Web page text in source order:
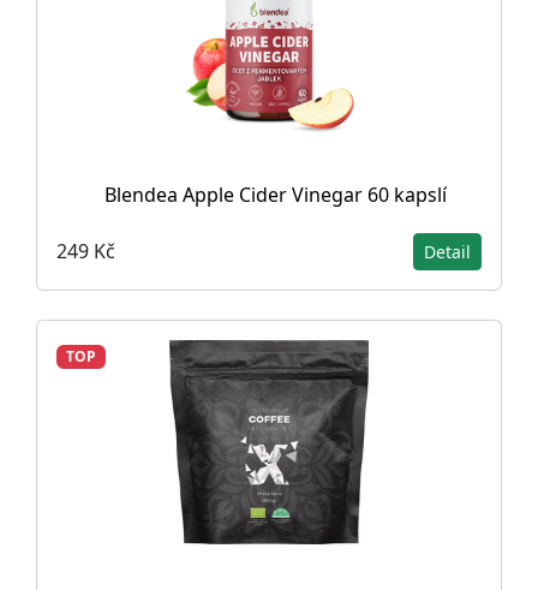
Blendea Apple Cider Vinegar 60 kapslí
249 Kč Detail
TOP